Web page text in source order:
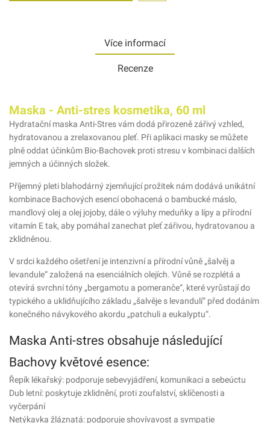
Více informací
Recenze
Maska - Anti-stres kosmetika, 60 ml
Hydratační maska Anti-Stres vám dodá přirozeně zářivý vzhled,
hydratovanou a zrelaxovanou pleť. Při aplikaci masky se můžete
plně oddat účinkům Bio-Bachovek proti stresu v kombinaci dalších
jemných a účinných složek.
Příjemný pleti blahodárný zjemňující prožitek nám dodává unikátní
kombinace Bachových esencí obohacená o bambucké máslo,
mandlový olej a olej jojoby, dále o výluhy meduňky a lípy a přírodní
vitamín E tak, aby pomáhal zanechat pleť zářivou, hydratovanou a
zklidněnou.
V srdci každého ošetření je intenzivní a přírodní vůně „šalvěj a
levandule“ založená na esenciálních olejích. Vůně se rozplétá a
otevírá svrchní tóny „bergamotu a pomeranče“, které vyrůstají do
typického a uklidňujícího základu „šalvěje s levandulí“ před dodáním
konečného návykového akordu „patchuli a eukalyptu“.
Maska Anti-stres obsahuje následující
Bachovy květové esence:
Řepík lékařský: podporuje sebevyjádření, komunikaci a sebeúctu
Dub letní: poskytuje zklidnění, proti zoufalství, sklíčenosti a
vyčerpání
Netýkavka žláznatá: podporuje shovívavost a sympatie